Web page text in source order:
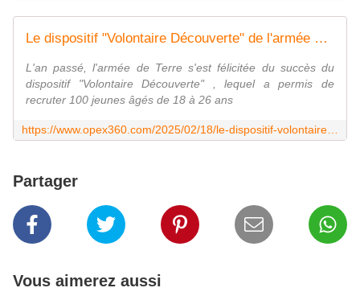
Le dispositif "Volontaire Découverte" de l'armée de Terre sera étendu à de nouvelles missions - Zone Militaire
L'an passé, l'armée de Terre s'est félicitée du succès du
dispositif "Volontaire Découverte" , lequel a permis de
recruter 100 jeunes âgés de 18 à 26 ans
Partager
Vous aimerez aussi